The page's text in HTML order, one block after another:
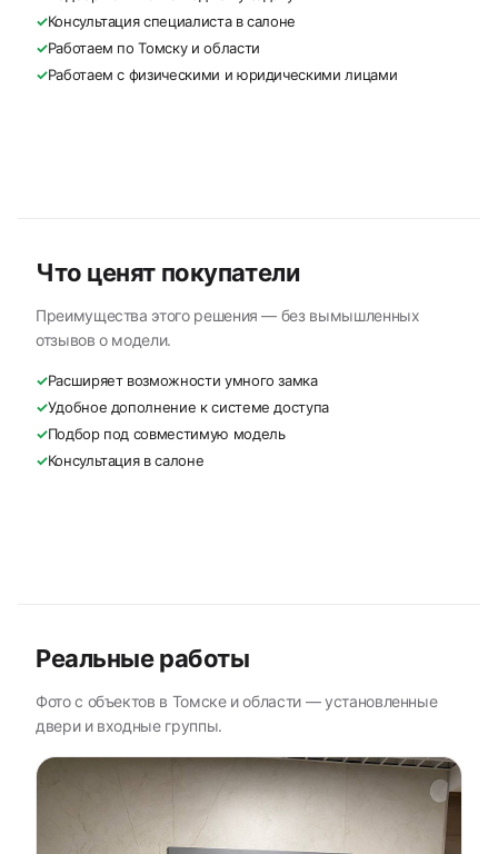
✓Консультация специалиста в салоне
✓Работаем по Томску и области
✓Работаем с физическими и юридическими лицами
Что ценят покупатели
Преимущества этого решения — без вымышленных
отзывов о модели.
✓Расширяет возможности умного замка
✓Удобное дополнение к системе доступа
✓Подбор под совместимую модель
✓Консультация в салоне
Реальные работы
Фото с объектов в Томске и области — установленные
двери и входные группы.